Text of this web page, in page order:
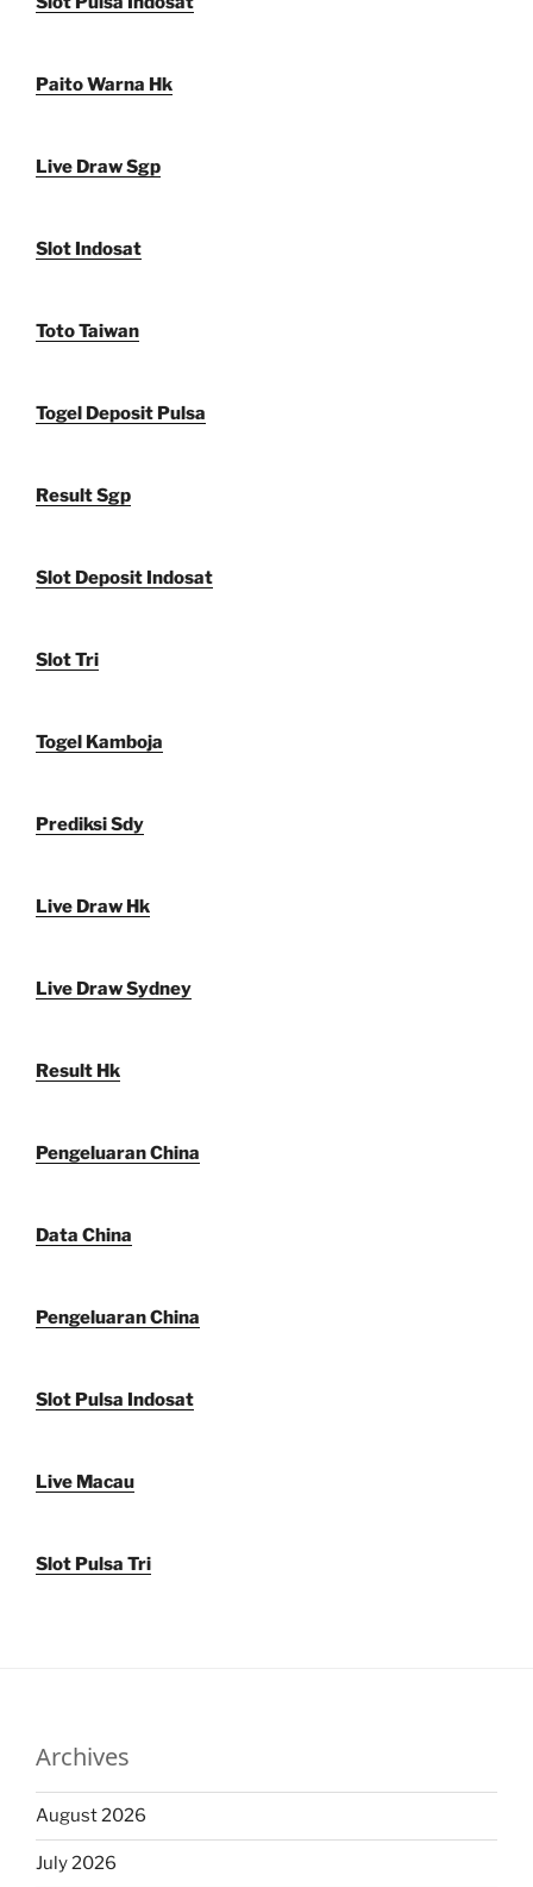
Paito Warna Hk
Live Draw Sgp
Slot Indosat
Toto Taiwan
Togel Deposit Pulsa
Result Sgp
Slot Deposit Indosat
Slot Tri
Togel Kamboja
Prediksi Sdy
Live Draw Hk
Live Draw Sydney
Result Hk
Pengeluaran China
Data China
Pengeluaran China
Slot Pulsa Indosat
Live Macau
Slot Pulsa Tri
Archives
August 2026
July 2026